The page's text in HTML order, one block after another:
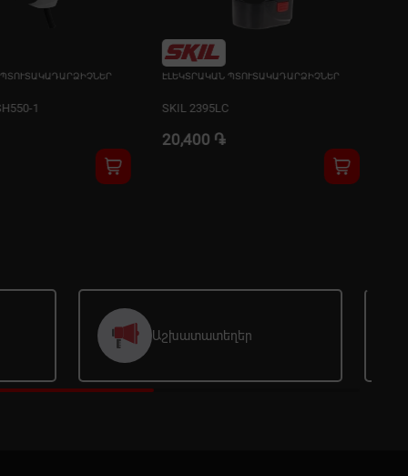
1
ԷԼԵԿՏՐԱԿԱՆ ՊՏՈՒՏԱԿԱԴԱՐՁԻՉՆԵՐ
SKIL 2395LC
20,400 ֏
Աշխատատեղեր